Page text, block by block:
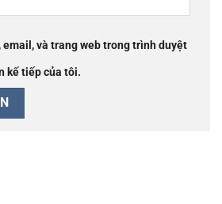
và trang web trong trình duyệt
kế tiếp của tôi.